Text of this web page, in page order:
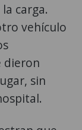
carga.
vehículo
dieron
sin